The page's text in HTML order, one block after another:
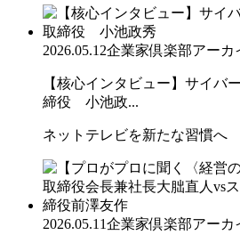
2026.05.12企業家倶楽部アーカ
【核心インタビュー】サイ
締役 小池政...
ネットテレビを新たな習慣へ
2026.05.11企業家倶楽部アーカ